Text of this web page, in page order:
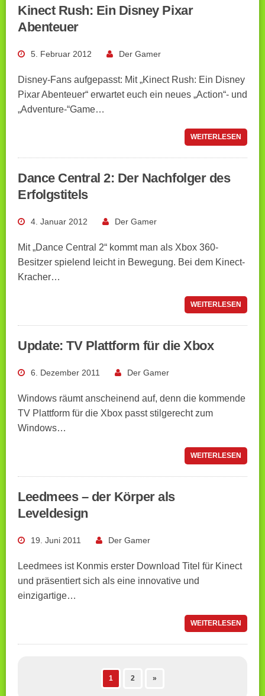
Kinect Rush: Ein Disney Pixar
Abenteuer
5. Februar 2012 Der Gamer
Disney-Fans aufgepasst: Mit „Kinect Rush: Ein Disney
Pixar Abenteuer“ erwartet euch ein neues „Action“- und
„Adventure-“Game…
WEITERLESEN
Dance Central 2: Der Nachfolger des
Erfolgstitels
4. Januar 2012 Der Gamer
Mit „Dance Central 2“ kommt man als Xbox 360-
Besitzer spielend leicht in Bewegung. Bei dem Kinect-
Kracher…
WEITERLESEN
Update: TV Plattform für die Xbox
6. Dezember 2011 Der Gamer
Windows räumt anscheinend auf, denn die kommende
TV Plattform für die Xbox passt stilgerecht zum
Windows…
WEITERLESEN
Leedmees – der Körper als
Leveldesign
19. Juni 2011 Der Gamer
Leedmees ist Konmis erster Download Titel für Kinect
und präsentiert sich als eine innovative und
einzigartige…
WEITERLESEN
1 2 »